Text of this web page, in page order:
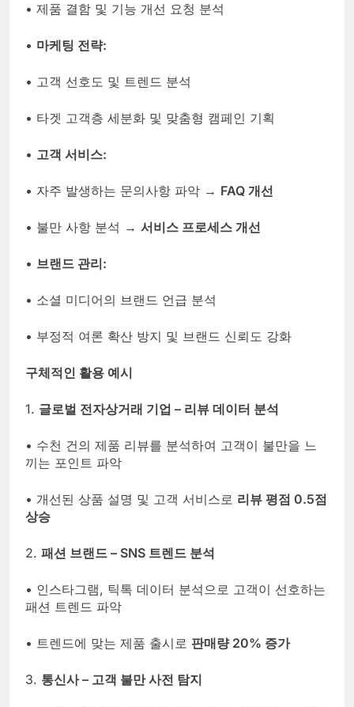
• 제품 결함 및 기능 개선 요청 분석
• 마케팅 전략:
• 고객 선호도 및 트렌드 분석
• 타겟 고객층 세분화 및 맞춤형 캠페인 기획
• 고객 서비스:
• 자주 발생하는 문의사항 파악 → FAQ 개선
• 불만 사항 분석 → 서비스 프로세스 개선
• 브랜드 관리:
• 소셜 미디어의 브랜드 언급 분석
• 부정적 여론 확산 방지 및 브랜드 신뢰도 강화
구체적인 활용 예시
1. 글로벌 전자상거래 기업 – 리뷰 데이터 분석
• 수천 건의 제품 리뷰를 분석하여 고객이 불만을 느
끼는 포인트 파악
• 개선된 상품 설명 및 고객 서비스로 리뷰 평점 0.5점
상승
2. 패션 브랜드 – SNS 트렌드 분석
• 인스타그램, 틱톡 데이터 분석으로 고객이 선호하는
패션 트렌드 파악
• 트렌드에 맞는 제품 출시로 판매량 20% 증가
3. 통신사 – 고객 불만 사전 탐지